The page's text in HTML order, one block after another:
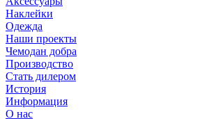
Наклейки
Одежда
Наши проекты
Чемодан добра
Производство
Стать дилером
История
Информация
О нас